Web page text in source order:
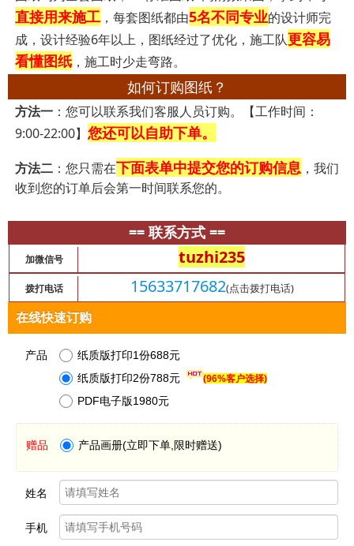
直接用来施工，每套图纸都由5名不同专业的设计师完
成，设计经验6年以上，图纸经过了优化，施工队更容易
看懂图纸，施工时少走弯路。
如何订购图纸？
方法一：您可以联系我们客服人员订购。【工作时间：
9:00-22:00】 您还可以自助下单。
方法二：您只需在下面表单中提交您的订购信息，我们
收到您的订单后会第一时间联系您的。
== 联系方式 ==
加微信号 tuzhi235
拨打电话 15633717682(点击拨打电话)